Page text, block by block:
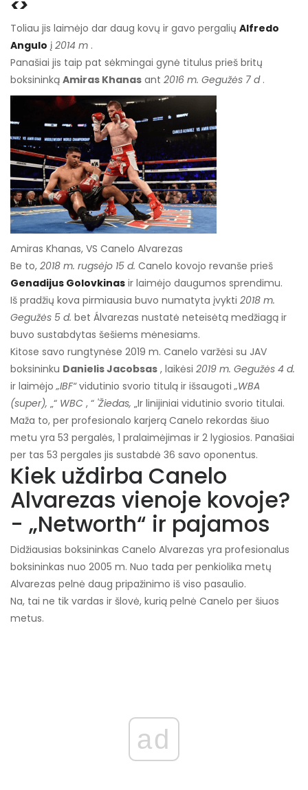
<>
Toliau jis laimėjo dar daug kovų ir gavo pergalių Alfredo
Angulo į 2014 m .
Panašiai jis taip pat sėkmingai gynė titulus prieš britų
boksininką Amiras Khanas ant 2016 m. Gegužės 7 d .
Amiras Khanas, VS Canelo Alvarezas
Be to, 2018 m. rugsėjo 15 d. Canelo kovojo revanše prieš
Genadijus Golovkinas ir laimėjo daugumos sprendimu.
Iš pradžių kova pirmiausia buvo numatyta įvykti 2018 m.
Gegužės 5 d. bet Álvarezas nustatė neteisėtą medžiagą ir
buvo sustabdytas šešiems mėnesiams.
Kitose savo rungtynėse 2019 m. Canelo varžėsi su JAV
boksininku Danielis Jacobsas , laikėsi 2019 m. Gegužės 4 d.
ir laimėjo „IBF“ vidutinio svorio titulą ir išsaugoti „WBA
(super), „“ WBC , “ 'Žiedas, „Ir linijiniai vidutinio svorio titulai.
Maža to, per profesionalo karjerą Canelo rekordas šiuo
metu yra 53 pergalės, 1 pralaimėjimas ir 2 lygiosios. Panašiai
per tas 53 pergales jis sustabdė 36 savo oponentus.
Kiek uždirba Canelo
Alvarezas vienoje kovoje?
- „Networth“ ir pajamos
Didžiausias boksininkas Canelo Alvarezas yra profesionalus
boksininkas nuo 2005 m. Nuo tada per penkiolika metų
Alvarezas pelnė daug pripažinimo iš viso pasaulio.
Na, tai ne tik vardas ir šlovė, kurią pelnė Canelo per šiuos
metus.
ad